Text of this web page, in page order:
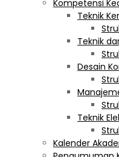
Kompetensi
Teknik
Teknik
Desain
Teknik
Kalender